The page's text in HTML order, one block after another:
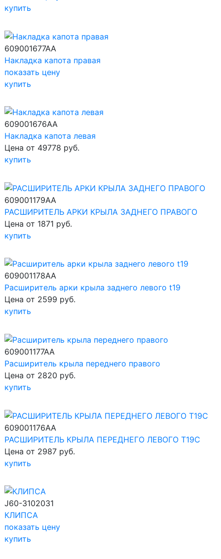
купить
609001677AA
Накладка капота правая
показать цену
купить
609001676AA
Накладка капота левая
Цена от 49778 руб.
купить
609001179AA
РАСШИРИТЕЛЬ АРКИ КРЫЛА ЗАДНЕГО ПРАВОГО
Цена от 1871 руб.
купить
609001178AA
Расширитель арки крыла заднего левого t19
Цена от 2599 руб.
купить
609001177AA
Расширитель крыла переднего правого
Цена от 2820 руб.
купить
609001176AA
РАСШИРИТЕЛЬ КРЫЛА ПЕРЕДНЕГО ЛЕВОГО T19C
Цена от 2987 руб.
купить
J60-3102031
КЛИПСА
показать цену
купить